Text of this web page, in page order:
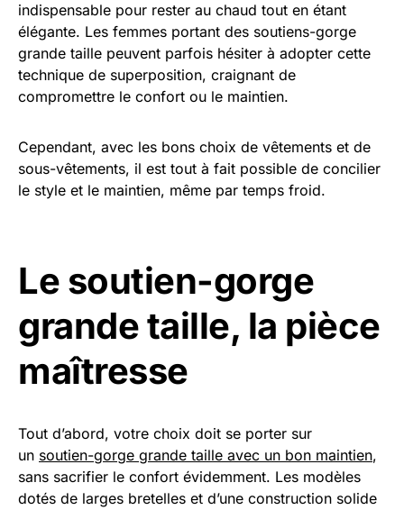
indispensable pour rester au chaud tout en étant
élégante. Les femmes portant des soutiens-gorge
grande taille peuvent parfois hésiter à adopter cette
technique de superposition, craignant de
compromettre le confort ou le maintien.
Cependant, avec les bons choix de vêtements et de
sous-vêtements, il est tout à fait possible de concilier
le style et le maintien, même par temps froid.
Le soutien-gorge
grande taille, la pièce
maîtresse
Tout d’abord, votre choix doit se porter sur
un soutien-gorge grande taille avec un bon maintien,
sans sacrifier le confort évidemment. Les modèles
dotés de larges bretelles et d’une construction solide